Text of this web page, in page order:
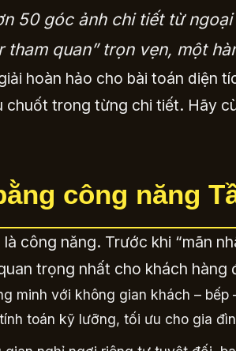
50 góc ảnh chi tiết từ
tham quan” trọn vẹn, một
hoàn hảo cho bài toán diện
trong từng chi tiết. Hãy
công năng
công năng. Trước khi “mãn
trọng nhất cho khách hàng
minh với không gian khách –
toán kỹ lưỡng, tối ưu cho gia